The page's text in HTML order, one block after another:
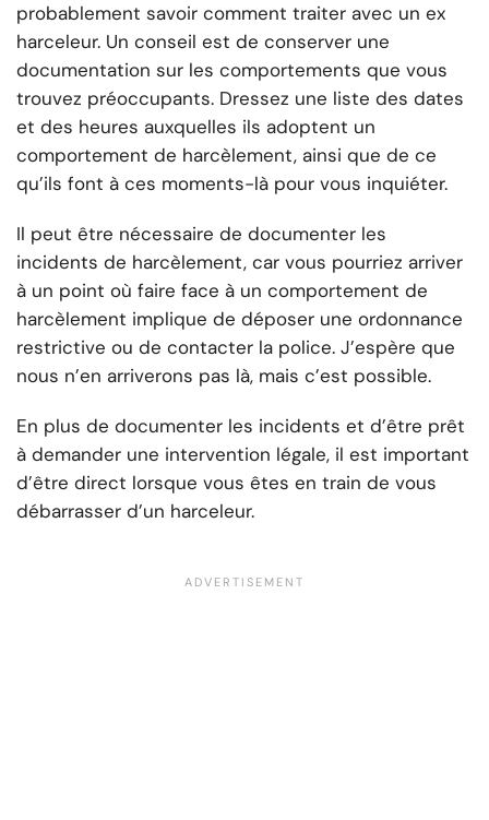
probablement savoir comment traiter avec un ex
harceleur. Un conseil est de conserver une
documentation sur les comportements que vous
trouvez préoccupants. Dressez une liste des dates
et des heures auxquelles ils adoptent un
comportement de harcèlement, ainsi que de ce
qu’ils font à ces moments-là pour vous inquiéter.
Il peut être nécessaire de documenter les
incidents de harcèlement, car vous pourriez arriver
à un point où faire face à un comportement de
harcèlement implique de déposer une ordonnance
restrictive ou de contacter la police. J’espère que
nous n’en arriverons pas là, mais c’est possible.
En plus de documenter les incidents et d’être prêt
à demander une intervention légale, il est important
d’être direct lorsque vous êtes en train de vous
débarrasser d’un harceleur.